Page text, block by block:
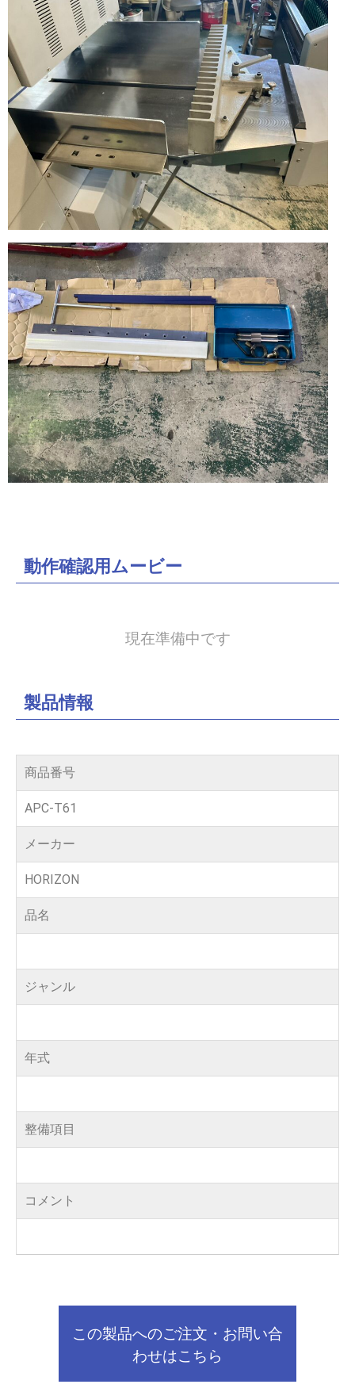
裁
機・
帳
合
機・
中
綴
じ
機・
紙
折
り
機・
ス
カ
動作確認用ムービー
現在準備中です
製品情報
商品番号
APC-T61
メーカー
HORIZON
品名
ジャンル
年式
整備項目
コメント
この製品へのご注文・お問い合
わせはこちら